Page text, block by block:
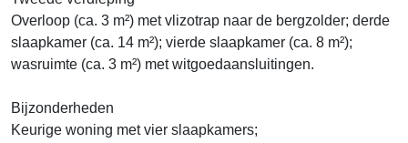
Overloop (ca. 3 m²) met vlizotrap naar de bergzolder; derde
slaapkamer (ca. 14 m²); vierde slaapkamer (ca. 8 m²);
wasruimte (ca. 3 m²) met witgoedaansluitingen.
Bijzonderheden
Keurige woning met vier slaapkamers;